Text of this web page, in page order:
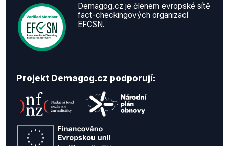
Demagog.cz je členem evropské sítě
fact-checkingových organizací
EFCSN.
Projekt Demagog.cz podporují: